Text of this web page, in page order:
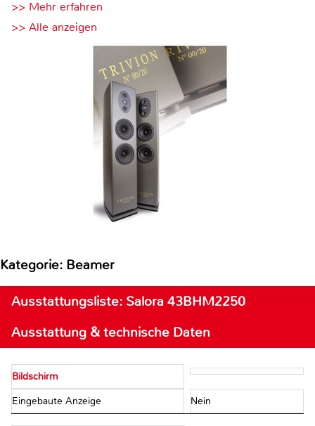
>> Mehr erfahren
>> Alle anzeigen
Kategorie: Beamer
Ausstattungsliste: Salora 43BHM2250
Ausstattung & technische Daten
Bildschirm
Eingebaute Anzeige Nein